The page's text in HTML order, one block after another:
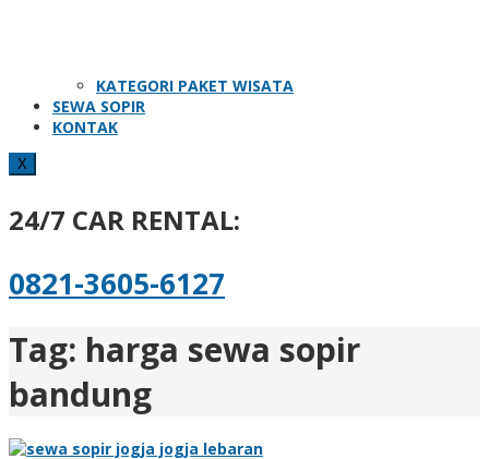
KATEGORI PAKET WISATA
SEWA SOPIR
KONTAK
X
24/7 CAR RENTAL:
0821-3605-6127
Tag: harga sewa sopir
bandung